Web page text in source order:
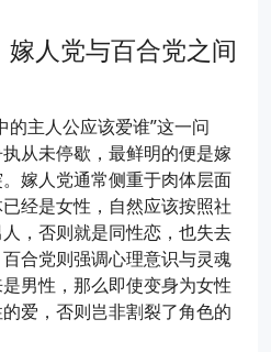
人党与百合党之间
的主人公应该爱谁”这一问
从未停歇，最鲜明的便是嫁
嫁人党通常侧重于肉体层面
经是女性，自然应该按照社
，否则就是同性恋，也失去
合党则强调心理意识与灵魂
男性，那么即使变身为女性
爱，否则岂非割裂了角色的